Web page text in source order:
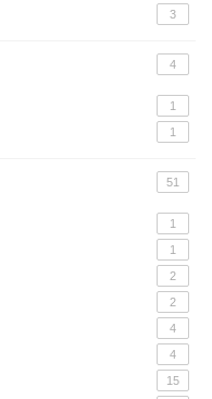
3
4
1
1
51
1
1
2
2
4
4
15